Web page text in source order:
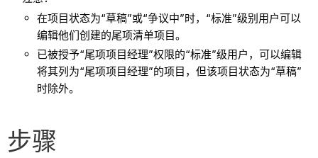
在项目状态为“草稿”或“争议中”时，“标准”级别用户可以
编辑他们创建的尾项清单项目。
已被授予“尾项项目经理”权限的“标准”级用户，可以编辑
将其列为“尾项项目经理”的项目，但该项目状态为“草稿”
时除外。
步骤